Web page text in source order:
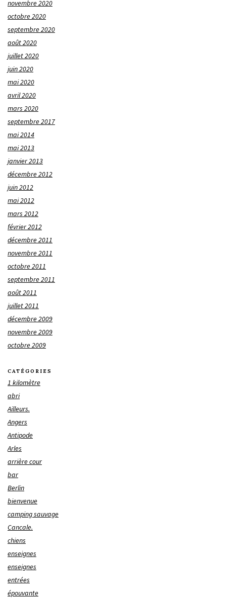
novembre 2020
octobre 2020
septembre 2020
août 2020
juillet 2020
juin 2020
mai 2020
avril 2020
mars 2020
septembre 2017
mai 2014
mai 2013
janvier 2013
décembre 2012
juin 2012
mai 2012
mars 2012
février 2012
décembre 2011
novembre 2011
octobre 2011
septembre 2011
août 2011
juillet 2011
décembre 2009
novembre 2009
octobre 2009
CATÉGORIES
1 kilomètre
abri
Ailleurs.
Angers
Antipode
Arles
arrière cour
bar
Berlin
bienvenue
camping sauvage
Cancale.
chiens
enseignes
enseignes
entrées
épouvante